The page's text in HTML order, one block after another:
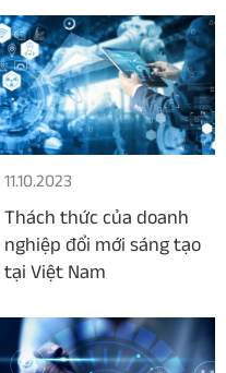
11.10.2023
Thách thức của doanh
nghiệp đổi mới sáng tạo
tại Việt Nam